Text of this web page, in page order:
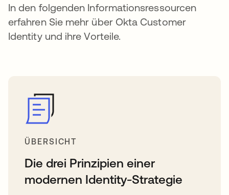
In den folgenden Informationsressourcen
erfahren Sie mehr über Okta Customer
Identity und ihre Vorteile.
ÜBERSICHT
Die drei Prinzipien einer
modernen Identity-Strategie